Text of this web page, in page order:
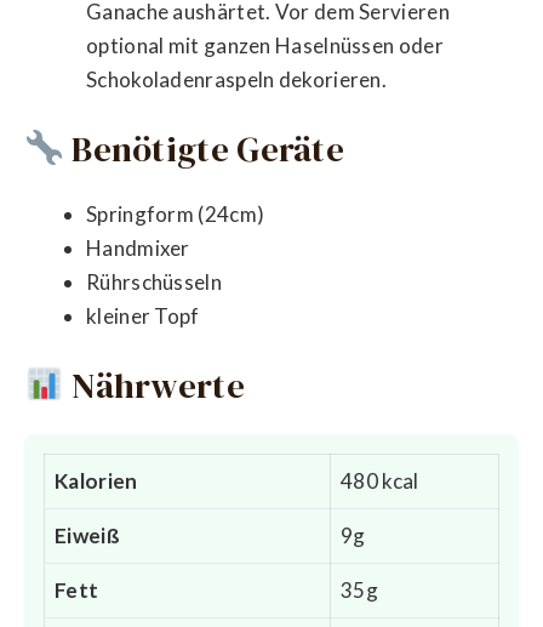
Ganache aushärtet. Vor dem Servieren
optional mit ganzen Haselnüssen oder
Schokoladenraspeln dekorieren.
Benötigte Geräte
Springform (24cm)
Handmixer
Rührschüsseln
kleiner Topf
Nährwerte
Kalorien 480 kcal
Eiweiß 9g
Fett 35g